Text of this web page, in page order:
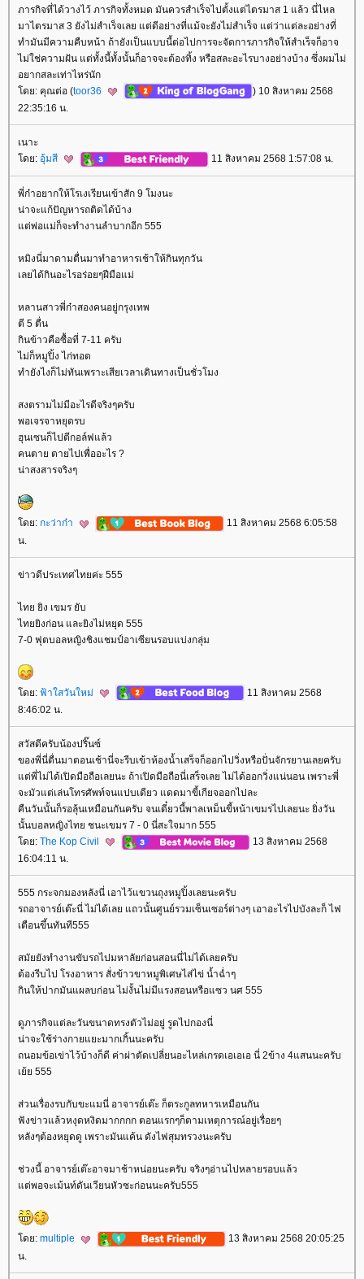
ภารกิจที่ได้วางไว้ ภารกิจทั้งหมด มันควรสำเร็จไปตั้งแต่ไตรมาส 1 แล้ว นี่ไหล
มาไตรมาส 3 ยังไม่สำเร็จเลย แต่ดีอย่างที่แม้จะยังไม่สำเร็จ แต่ว่าแต่ละอย่างที่
ทำมันมีความคืบหน้า ถ้ายังเป็นแบบนี้ต่อไปการจะจัดการภารกิจให้สำเร็จก็อาจ
ไม่ใช่ความฝัน แต่ทั้งนี้ทั้งนั้นก็อาจจะต้องทิ้ง หรือสละอะไรบางอย่างบ้าง ซึ่งผมไม่
อยากสละเท่าไหร่นัก
ดย: คุณต่อ (toor36
) 10 สิงหาคม 2568
22:35:16 น.
เนาะ
ดย: อุ้มสี 11 สิงหาคม 2568 1:57:08 น.
พี่ก๋าอยากให้โรเงเรียนเข้าสัก 9 โมงนะ
น่าจะแก้ปัญหารถติดได้บ้าง
ต่พ่อแม่ก็จะทำงานลำบากอีก 555
หมิงนี่มาดามตื่นมาทำอาหารเช้าให้กินทุกวัน
เลยได้กินอะไรอร่อยๆฝีมือแม่
หลานสาวพี่ก๋าสองคนอยู่กรุงเทพ
ตี 5 ตื่น
กินข้าวคือซื้อที่ 7-11 ครับ
ไม่ก็หมูปิ้ง ไก่ทอด
ทำยังไงก็ไม่ทันเพราะเสียเวลาเดินทางเป็นชั่วโมง
สงตรามไม่มีอะไรดีจริงๆครับ
พอเจรจาหยุดรบ
ฮุนเซนก็ไปตีกอล์ฟแล้ว
คนตาย ตายไปเพื่ออะไร ?
น่าสงสารจริงๆ
ดย: กะว่าก๋า
11 สิงหาคม 2568 6:05:58
น.
ข่าวดีประเทศไทยค่ะ 555
ไทย ยิง เขมร ยับ
ไทยยิงก่อน และยิงไม่หยุด 555
7-0 ฟุตบอลหญิงชิงแชมป์อาเซียนรอบแบ่งกลุ่ม
ดย: ฟ้าใสวันใหม่
11 สิงหาคม 2568
8:46:02 น.
สวัสดีครับน้องปริ๊นซ์
ของพี่นี่ตื่นมาตอนเช้านี่จะรีบเข้าห้องน้ำเสร็จก็ออกไปวิ่งหรือปั่นจักรยานเลยครับ
ต่พี่ไม่ได้เปิดมือถือเลยนะ ถ้าเปิดมือถือนี่เสร็จเลย ไม่ได้ออกวิ่งแน่นอน เพราะพี่
จะมัวแต่เล่นโทรศัพท์จนแปบเดียว แดดมาขี้เกียจออกไปละ
คืนวันนั้นก็รอลุ้นเหมือนกันครับ จนเดี๋ยวนี้พาลเหม็นขี้หน้าเขมรไปเลยนะ ยิ่งวัน
นั้นบอลหญิงไทย ชนะเขมร 7 - 0 นี่สะใจมาก 555
ดย: The Kop Civil
13 สิงหาคม 2568
16:04:11 น.
555 กระจกมองหลังนี่ เอาไว้แขวนถุงหมูปิ้งเลยนะครับ
รถอาจารย์เต๊ะนี่ ไม่ได้เลย แถวนั้นศูนย์รวมเซ็นเซอร์ต่างๆ เอาอะไรไปบังละก็ ไฟ
เตือนขึ้นทันที555
สมัยยังทำงานขับรถไปมหาลัยก่อนสอนนี่ไม่ได้เลยครับ
ต้องรีบไป โรงอาหาร สั่งข้าวขาหมูพิเศษไส่ไข่ น้ำฉ่ำๆ
กินให้ปากมันแผลบก่อน ไม่งั้นไม่มีแรงสอนหรือแซว นศ 555
ดูภารกิจแต่ละวันขนาดทรงตัวไม่อยู่ รูดไปกองนี่
น่าจะใช้ร่างกายแยะมากเกิ้นนะครับ
ถนอมข้อเข่าไว้บ้างก็ดี ค่าผ่าตัดเปลี่ยนอะไหล่เกรดเอเอเอ นี่ 2ข้าง 4แสนนะครับ
เย้ย 555
ส่วนเรื่องรบกับขะแมนี่ อาจารย์เต๊ะ ก็ตระกูลทหารเหมือนกัน
ฟังข่าวแล้วหงุดหงิดมากกกก ตอนแรกๆก็ตามเหตุการณ์อยู่เรื่อยๆ
หลังๆต้องหยุดดู เพราะมันแค้น ดังไฟสุมทรวงนะครับ
ช่วงนี้ อาจารย์เต๊ะอาจมาช้าหน่อยนะครับ จริงๆอ่านไปหลายรอบแล้ว
ต่พอจะเม้นท์ดันเวียนหัวซะก่อนนะครับ555
ดย: multiple
13 สิงหาคม 2568 20:05:25
น.